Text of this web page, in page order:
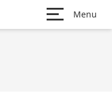
Menu